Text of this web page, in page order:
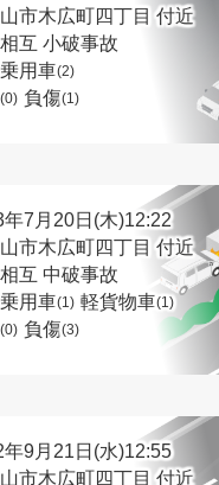
市木広町四丁目 付近
互 小破事故
用車(2)
(0) 負傷(1)
年7月20日(木)12:22
市木広町四丁目 付近
互 中破事故
用車(1) 軽貨物車(1)
(0) 負傷(3)
年9月21日(水)12:55
市木広町四丁目 付近